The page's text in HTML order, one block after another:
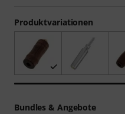
Produktvariationen
Bundles & Angebote